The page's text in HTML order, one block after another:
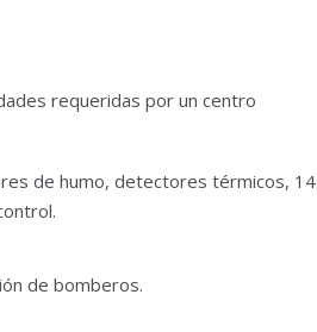
requeridas por un centro
de humo, detectores térmicos, 14
de bomberos.